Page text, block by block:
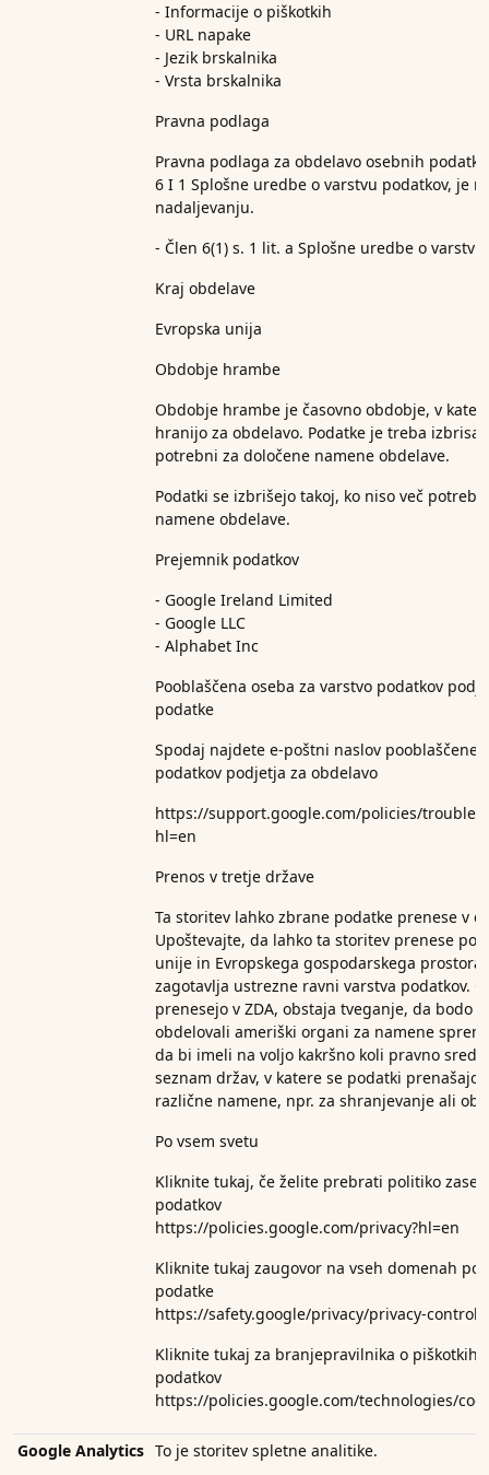
- Informacije o piškotkih
- URL napake
- Jezik brskalnika
- Vrsta brskalnika
Pravna podlaga
Pravna podlaga za obdelavo osebnih
6 I 1 Splošne uredbe o varstvu podatkov, je
nadaljevanju.
- Člen 6(1) s. 1 lit. a Splošne uredbe o
Kraj obdelave
Evropska unija
Obdobje hrambe
Obdobje hrambe je časovno obdobje, v
hranijo za obdelavo. Podatke je treba
potrebni za določene namene obdelave.
Podatki se izbrišejo takoj, ko niso več
namene obdelave.
Prejemnik podatkov
- Google Ireland Limited
- Google LLC
- Alphabet Inc
Pooblaščena oseba za varstvo podatkov
podatke
Spodaj najdete e-poštni naslov pooblaščene
podatkov podjetja za obdelavo
https://support.google.com/policies/
hl=en
Prenos v tretje države
Ta storitev lahko zbrane podatke prenese v
Upoštevajte, da lahko ta storitev prenese
unije in Evropskega gospodarskega prostora
zagotavlja ustrezne ravni varstva podatkov.
prenesejo v ZDA, obstaja tveganje, da bodo
obdelovali ameriški organi za namene
da bi imeli na voljo kakršno koli pravno
seznam držav, v katere se podatki prenašajo.
različne namene, npr. za shranjevanje ali
Po vsem svetu
Kliknite tukaj, če želite prebrati politiko
podatkov
https://policies.google.com/privacy?hl=en
Kliknite tukaj zaugovor na vseh domenah
podatke
https://safety.google/privacy/privacy-
Kliknite tukaj za branjepravilnika o piškotkih
podatkov
https://policies.google.com/technologies/
Google Analytics To je storitev spletne analitike.